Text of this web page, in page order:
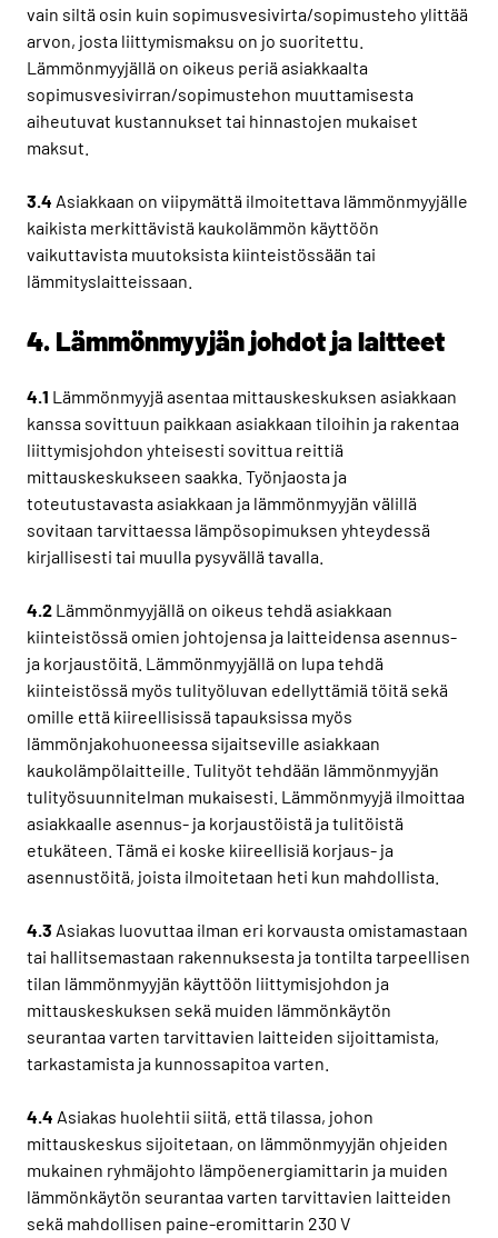
vain siltä osin kuin sopimusvesivirta/sopimusteho ylittää
arvon, josta liittymismaksu on jo suoritettu.
Lämmönmyyjällä on oikeus periä asiakkaalta
sopimusvesivirran/sopimustehon muuttamisesta
aiheutuvat kustannukset tai hinnastojen mukaiset
maksut.
3.4 Asiakkaan on viipymättä ilmoitettava lämmönmyyjälle
kaikista merkittävistä kaukolämmön käyttöön
vaikuttavista muutoksista kiinteistössään tai
lämmityslaitteissaan.
4. Lämmönmyyjän johdot ja laitteet
4.1 Lämmönmyyjä asentaa mittauskeskuksen asiakkaan
kanssa sovittuun paikkaan asiakkaan tiloihin ja rakentaa
liittymisjohdon yhteisesti sovittua reittiä
mittauskeskukseen saakka. Työnjaosta ja
toteutustavasta asiakkaan ja lämmönmyyjän välillä
sovitaan tarvittaessa lämpösopimuksen yhteydessä
kirjallisesti tai muulla pysyvällä tavalla.
4.2 Lämmönmyyjällä on oikeus tehdä asiakkaan
kiinteistössä omien johtojensa ja laitteidensa asennus-
ja korjaustöitä. Lämmönmyyjällä on lupa tehdä
kiinteistössä myös tulityöluvan edellyttämiä töitä sekä
omille että kiireellisissä tapauksissa myös
lämmönjakohuoneessa sijaitseville asiakkaan
kaukolämpölaitteille. Tulityöt tehdään lämmönmyyjän
tulityösuunnitelman mukaisesti. Lämmönmyyjä ilmoittaa
asiakkaalle asennus- ja korjaustöistä ja tulitöistä
etukäteen. Tämä ei koske kiireellisiä korjaus- ja
asennustöitä, joista ilmoitetaan heti kun mahdollista.
4.3 Asiakas luovuttaa ilman eri korvausta omistamastaan
tai hallitsemastaan rakennuksesta ja tontilta tarpeellisen
tilan lämmönmyyjän käyttöön liittymisjohdon ja
mittauskeskuksen sekä muiden lämmönkäytön
seurantaa varten tarvittavien laitteiden sijoittamista,
tarkastamista ja kunnossapitoa varten.
4.4 Asiakas huolehtii siitä, että tilassa, johon
mittauskeskus sijoitetaan, on lämmönmyyjän ohjeiden
mukainen ryhmäjohto lämpöenergiamittarin ja muiden
lämmönkäytön seurantaa varten tarvittavien laitteiden
sekä mahdollisen paine-eromittarin 230 V